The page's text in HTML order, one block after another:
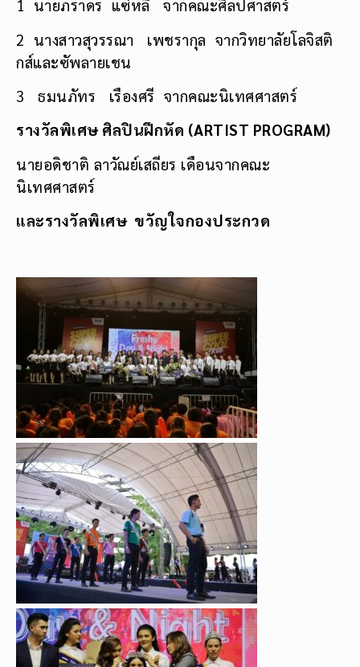
1 นายภราดร แซ่หลี่ จากคณะศิลปศาสตร์
2 นางสาวสุวรรณา เพชรากุล จากวิทยาลัยโลจิสติ
กส์และซัพลายเชน
3 ธมนภัทร เรืองศรี จากคณะนิเทศศาสตร์
รางวัลพิเศษ ศิลปินฝึกหัด (ARTIST PROGRAM)
นายอดิชาติ ลาวัณย์เสถียร เดือนจากคณะ
นิเทศศาสตร์
และรางวัลพิเศษ ขวัญใจกองประกวด